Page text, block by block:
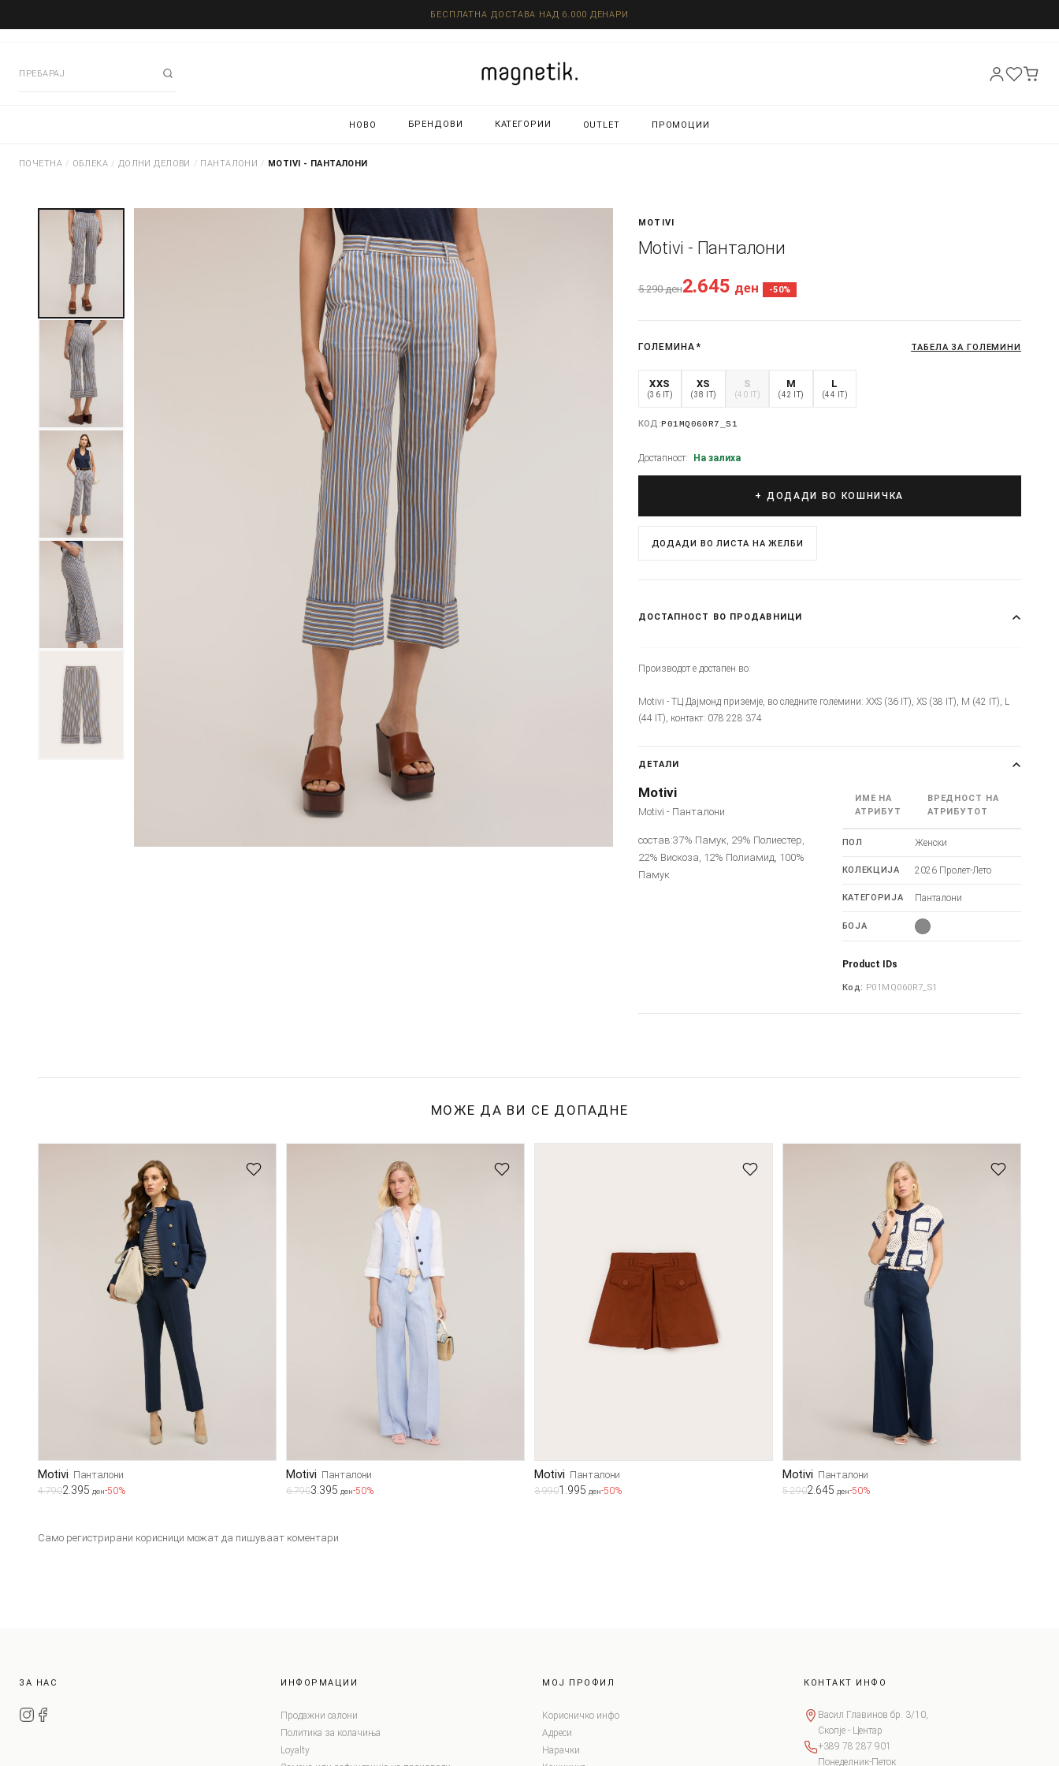
БЕСПЛАТНА ДОСТАВА НАД 6.000 ДЕНАРИ
НОВО БРЕНДОВИ КАТЕГОРИИ OUTLET ПРОМОЦИИ
ПОЧЕТНА / ОБЛЕКА / ДОЛНИ ДЕЛОВИ / ПАНТАЛОНИ / MOTIVI - ПАНТАЛОНИ
MOTIVI
Motivi - Панталони
5.290ден2.645 ден -50%
ГОЛЕМИНА * ТАБЕЛА ЗА ГОЛЕМИНИ
XXS
(36 IT)
XS
(38 IT)
S
(40 IT)
M
(42 IT)
L
(44 IT)
КОД:P01MQ060R7_S1
Достапност: На залиха
+ ДОДАДИ ВО КОШНИЧКА
ДОДАДИ ВО ЛИСТА НА ЖЕЛБИ
ДОСТАПНОСТ ВО ПРОДАВНИЦИ
Производот е достапен во:
Motivi - ТЦ Дајмонд приземје, во следните големини: XXS (36 IT), XS (38 IT), M (42 IT), L
(44 IT), контакт: 078 228 374
ДЕТАЛИ
Motivi
Motivi - Панталони
состав:37% Памук, 29% Полиестер,
22% Вискоза, 12% Полиамид, 100%
Памук
ИМЕ НА
АТРИБУТ
ВРЕДНОСТ НА
АТРИБУТОТ
ПОЛ Женски
КОЛЕКЦИЈА 2026 Пролет-Лето
КАТЕГОРИЈА Панталони
БОЈА
Product IDs
Код: P01MQ060R7_S1
МОЖЕ ДА ВИ СЕ ДОПАДНЕ
Motivi Панталони
4.7902.395 ден-50%
Motivi Панталони
6.7903.395 ден-50%
Motivi Панталони
3.9901.995 ден-50%
Motivi Панталони
5.2902.645 ден-50%
Само регистрирани корисници можат да пишуваат коментари
ЗА НАС ИНФОРМАЦИИ
Продажни салони
Политика за колачиња
Loyalty
МОЈ ПРОФИЛ
Корисничко инфо
Адреси
Нарачки
КОНТАКТ ИНФО
Васил Главинов бр. 3/10,
Скопје - Центар
+389 78 287 901
Понеделник-Петок